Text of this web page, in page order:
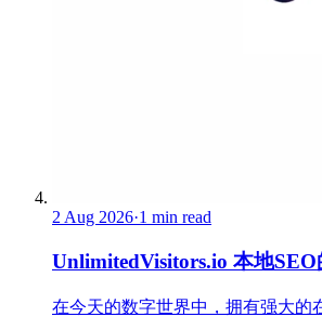
2 Aug 2026·1 min read
UnlimitedVisitors.io 本地
在今天的数字世界中，拥有强大的